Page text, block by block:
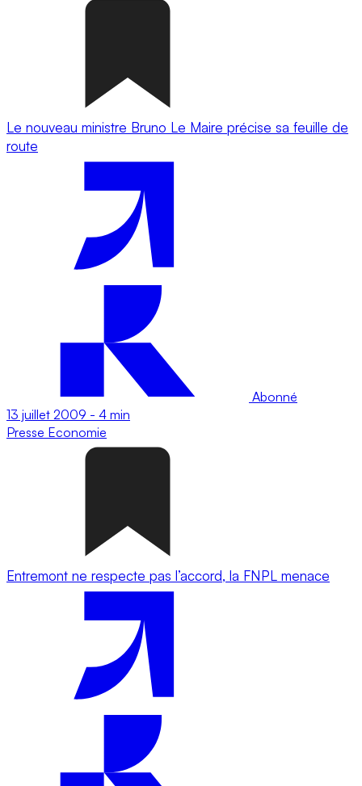
Le nouveau ministre Bruno Le Maire précise sa feuille de
route
Abonné
13 juillet 2009 - 4 min
Presse Economie
Entremont ne respecte pas l’accord, la FNPL menace